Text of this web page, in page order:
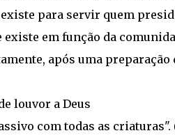
para servir quem
existe em função da
após uma preparação
louvor a Deus
com todas as criaturas".